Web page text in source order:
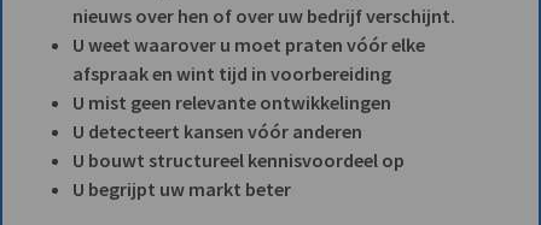
nieuws over hen of over uw bedrijf verschijnt.
U weet waarover u moet praten vóór elke
afspraak en wint tijd in voorbereiding
U mist geen relevante ontwikkelingen
U detecteert kansen vóór anderen
U bouwt structureel kennisvoordeel op
U begrijpt uw markt beter